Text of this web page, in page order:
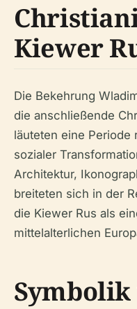
Kiewer
Die Bekehrung
die anschließende
läuteten eine Periode
sozialer
Architektur,
breiteten sich in der
die Kiewer Rus als
mittelalterlichen